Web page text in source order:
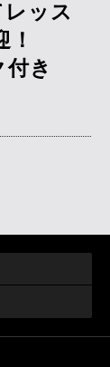
ッス
付き